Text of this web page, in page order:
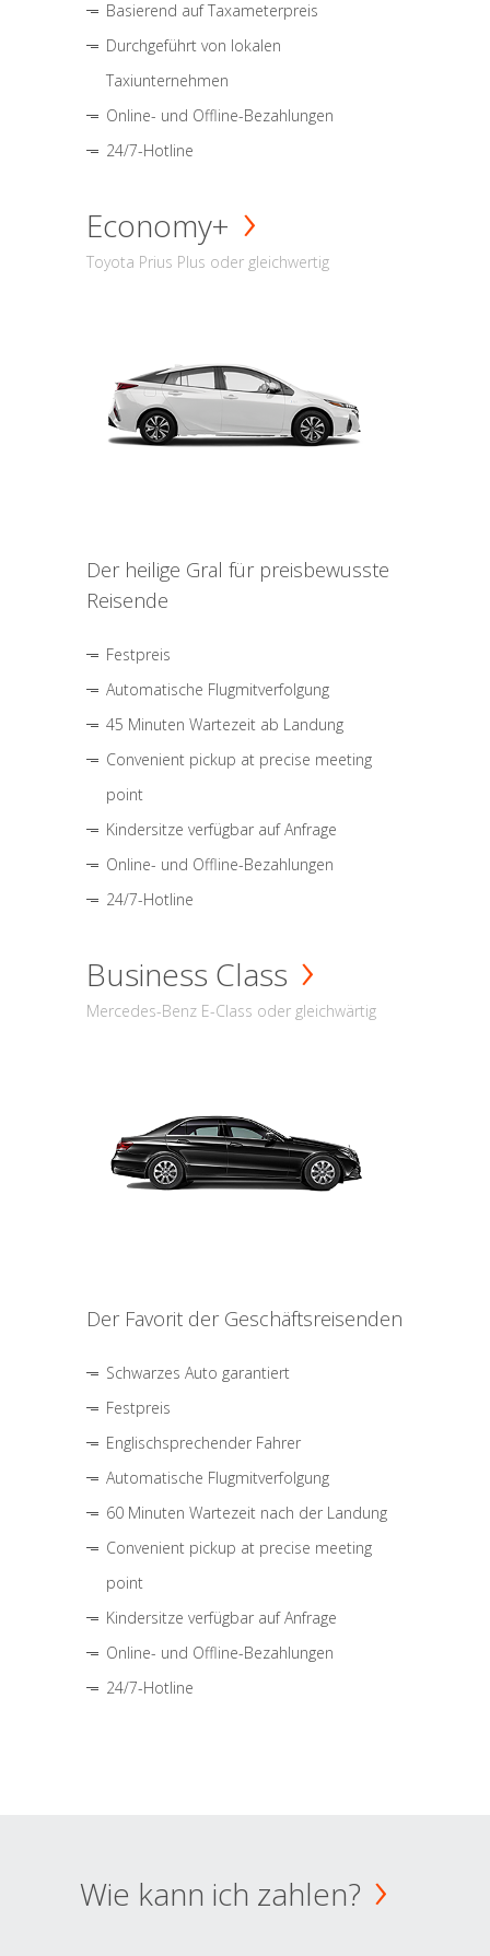
Basierend auf Taxameterpreis
Durchgeführt von lokalen
Taxiunternehmen
Online- und Offline-Bezahlungen
24/7-Hotline
Economy+
Toyota Prius Plus oder gleichwertig
Der heilige Gral für preisbewusste
Reisende
Festpreis
Automatische Flugmitverfolgung
45 Minuten Wartezeit ab Landung
Convenient pickup at precise meeting
point
Kindersitze verfügbar auf Anfrage
Online- und Offline-Bezahlungen
24/7-Hotline
Business Class
Mercedes-Benz E-Class oder gleichwärtig
Der Favorit der Geschäftsreisenden
Schwarzes Auto garantiert
Festpreis
Englischsprechender Fahrer
Automatische Flugmitverfolgung
60 Minuten Wartezeit nach der Landung
Convenient pickup at precise meeting
point
Kindersitze verfügbar auf Anfrage
Online- und Offline-Bezahlungen
24/7-Hotline
Wie kann ich zahlen?